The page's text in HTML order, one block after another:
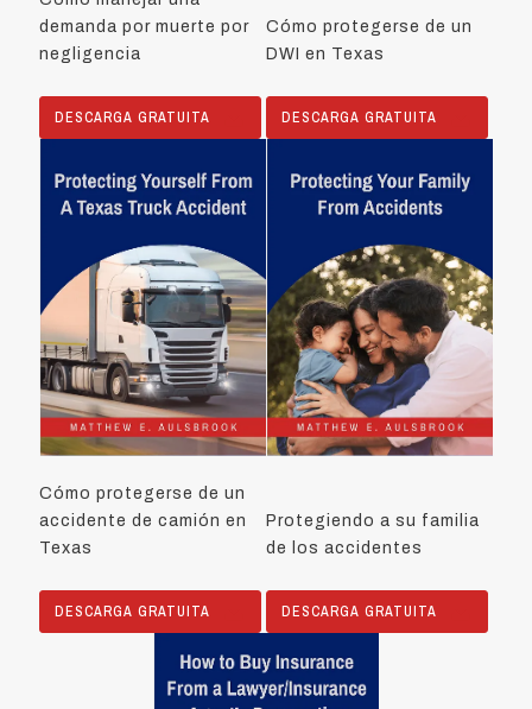
demanda por muerte por
negligencia
DESCARGA GRATUITA
Cómo protegerse de un
DWI en Texas
DESCARGA GRATUITA
Cómo protegerse de un
accidente de camión en
Texas
DESCARGA GRATUITA
Protegiendo a su familia
de los accidentes
DESCARGA GRATUITA